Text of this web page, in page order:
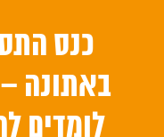
כנס
באתונה
לומדים